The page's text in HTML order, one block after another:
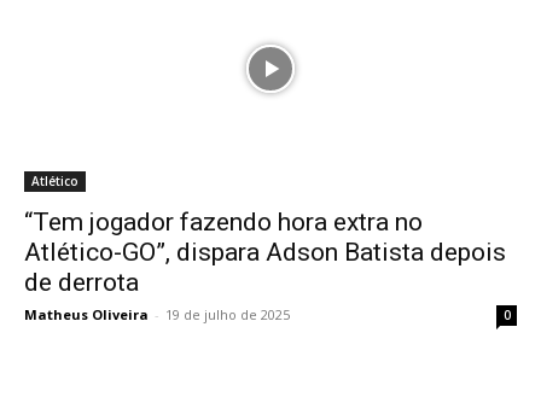
Atlético
“Tem jogador fazendo hora extra no
Atlético-GO”, dispara Adson Batista depois
de derrota
Matheus Oliveira - 19 de julho de 2025 0